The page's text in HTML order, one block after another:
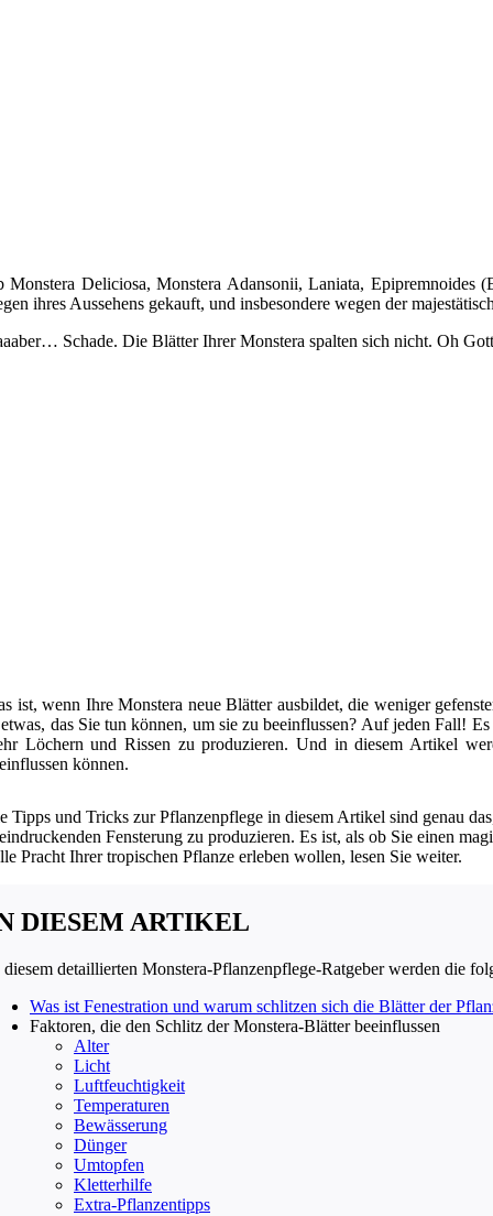
Monstera Deliciosa, Monstera Adansonii, Laniata, Epipremnoides
ihres Aussehens gekauft, und insbesondere wegen der
Schade. Die Blätter Ihrer Monstera spalten sich nicht. Oh
ist, wenn Ihre Monstera neue Blätter ausbildet, die weniger
etwas, das Sie tun können, um sie zu beeinflussen? Auf jeden Fall!
Löchern und Rissen zu produzieren. Und in diesem Artikel
können.
Tipps und Tricks zur Pflanzenpflege in diesem Artikel sind genau
Fensterung zu produzieren. Es ist, als ob Sie einen
Pracht Ihrer tropischen Pflanze erleben wollen, lesen Sie weiter.
DIESEM ARTIKEL
diesem detaillierten Monstera-Pflanzenpflege-Ratgeber werden die
Was ist Fenestration und warum schlitzen sich die Blätter der
Faktoren, die den Schlitz der Monstera-Blätter beeinflussen
Alter
Licht
Luftfeuchtigkeit
Temperaturen
Bewässerung
Dünger
Umtopfen
Kletterhilfe
Extra-Pflanzentipps